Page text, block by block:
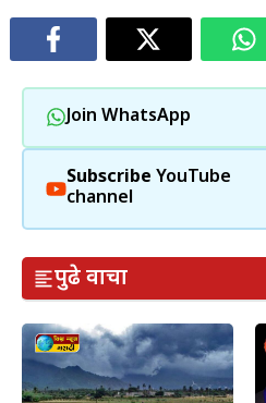
Join WhatsApp
Subscribe YouTube
channel
पुढे वाचा